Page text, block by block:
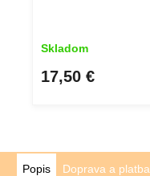
Skladom
17,50 €
Popis Doprava a platba